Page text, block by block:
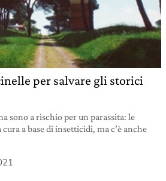
per salvare gli storici
sono a rischio per un parassita: le
a base di insetticidi, ma c’è anche